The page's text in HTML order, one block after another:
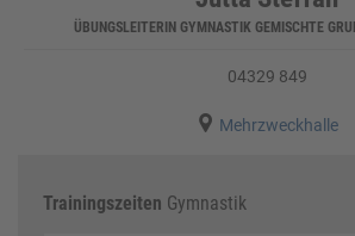
ÜBUNGSLEITERIN GYMNASTIK GEMISCHTE
04329 849
 Mehrzweckhalle
Trainingszeiten Gymnastik